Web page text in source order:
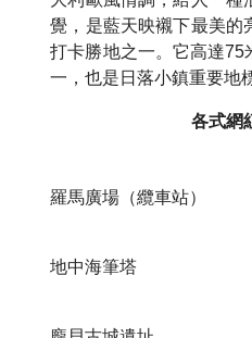
覺，是藍天映襯下最美的
打卡勝地之一。它高達75
一，也是日落小鎮重要地
各式網
羅馬廣場（纜車站）
地中海筆塔